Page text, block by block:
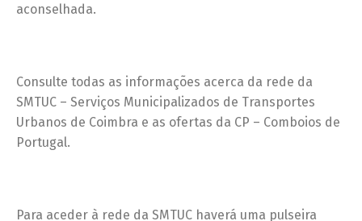
aconselhada.
Consulte todas as informações acerca da rede da
SMTUC – Serviços Municipalizados de Transportes
Urbanos de Coimbra e as ofertas da CP – Comboios de
Portugal.
Para aceder à rede da SMTUC haverá uma pulseira